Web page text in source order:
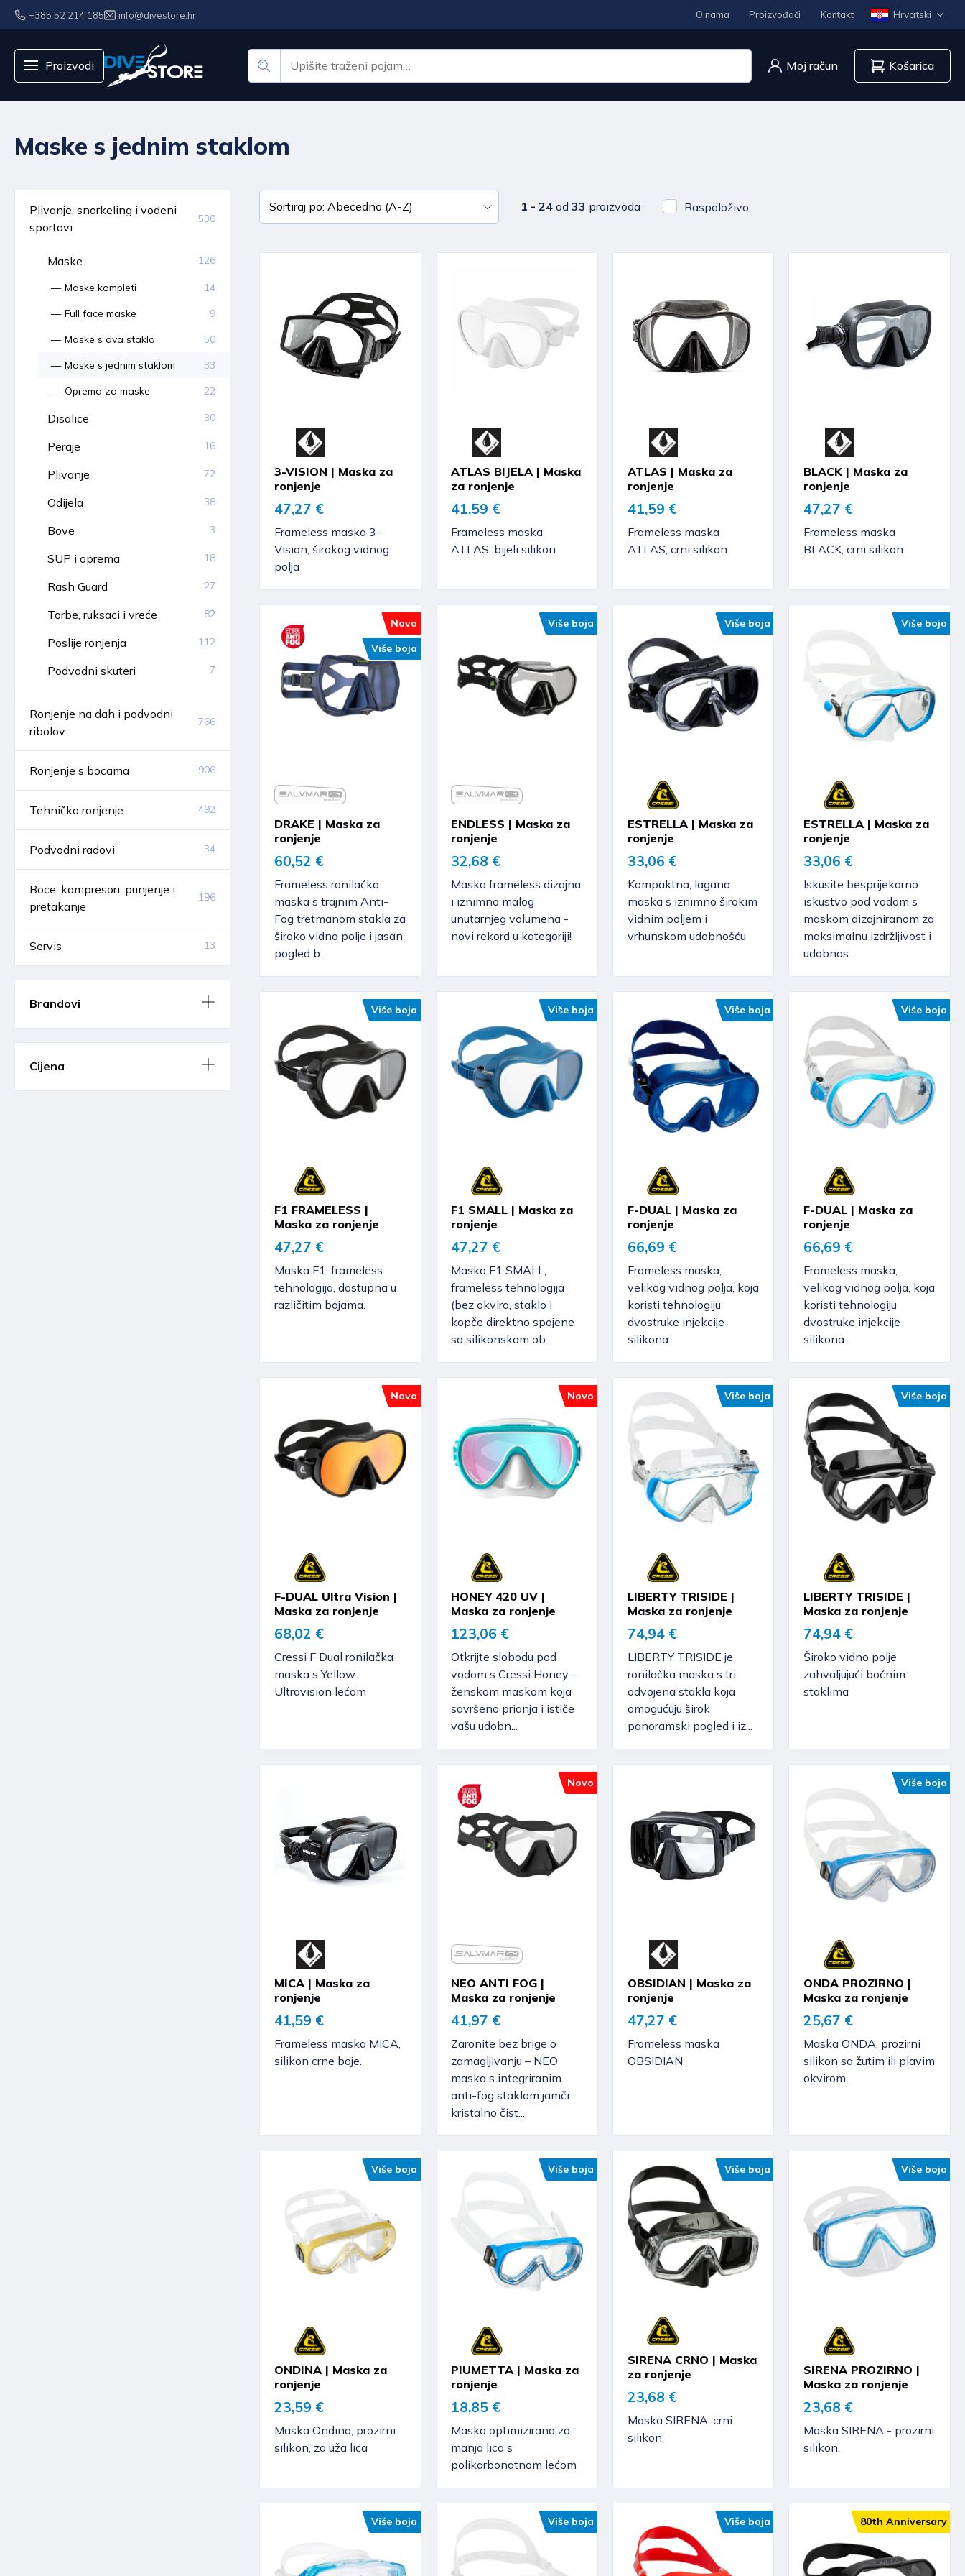
+385 52 214 185 info@divestore.hr O nama Proizvođači Kontakt Hrvatski
Proizvodi Moj račun Košarica
Maske s jednim staklom
Plivanje, snorkeling i vodeni
sportovi
530
Maske 126
Maske kompleti
14
Full face maske
9
Maske s dva stakla
50
Maske s jednim staklom
33
Oprema za maske
22
Disalice 30
Peraje 16
Plivanje 72
Odijela 38
Bove 3
SUP i oprema 18
Rash Guard 27
Torbe, ruksaci i vreće 82
Poslije ronjenja 112
Podvodni skuteri 7
Ronjenje na dah i podvodni
ribolov
766
Ronjenje s bocama 906
Tehničko ronjenje 492
Podvodni radovi 34
Boce, kompresori, punjenje i
pretakanje
196
Servis 13
Brandovi
Cijena
1 - 24 od33 proizvoda Raspoloživo
3-VISION | Maska za
ronjenje
47,27 €
Frameless maska 3-
Vision, širokog vidnog
polja
ATLAS BIJELA | Maska
za ronjenje
41,59 €
Frameless maska
ATLAS, bijeli silikon.
ATLAS | Maska za
ronjenje
41,59 €
Frameless maska
ATLAS, crni silikon.
BLACK | Maska za
ronjenje
47,27 €
Frameless maska
BLACK, crni silikon
Novo
Više boja
DRAKE | Maska za
ronjenje
60,52 €
Frameless ronilačka
maska s trajnim Anti-
Fog tretmanom stakla za
široko vidno polje i jasan
pogled b...
Više boja
ENDLESS | Maska za
ronjenje
32,68 €
Maska frameless dizajna
i iznimno malog
unutarnjeg volumena -
novi rekord u kategoriji!
Više boja
ESTRELLA | Maska za
ronjenje
33,06 €
Kompaktna, lagana
maska s iznimno širokim
vidnim poljem i
vrhunskom udobnošću
Više boja
ESTRELLA | Maska za
ronjenje
33,06 €
Iskusite besprijekorno
iskustvo pod vodom s
maskom dizajniranom za
maksimalnu izdržljivost i
udobnos...
Više boja
F1 FRAMELESS |
Maska za ronjenje
47,27 €
Maska F1, frameless
tehnologija, dostupna u
različitim bojama.
Više boja
F1 SMALL | Maska za
ronjenje
47,27 €
Maska F1 SMALL,
frameless tehnologija
(bez okvira, staklo i
kopče direktno spojene
sa silikonskom ob...
Više boja
F-DUAL | Maska za
ronjenje
66,69 €
Frameless maska,
velikog vidnog polja, koja
koristi tehnologiju
dvostruke injekcije
silikona.
Više boja
F-DUAL | Maska za
ronjenje
66,69 €
Frameless maska,
velikog vidnog polja, koja
koristi tehnologiju
dvostruke injekcije
silikona.
Novo
F-DUAL Ultra Vision |
Maska za ronjenje
68,02 €
Cressi F Dual ronilačka
maska s Yellow
Ultravision lećom
Novo
HONEY 420 UV |
Maska za ronjenje
123,06 €
Otkrijte slobodu pod
vodom s Cressi Honey –
ženskom maskom koja
savršeno prianja i ističe
vašu udobn...
Više boja
LIBERTY TRISIDE |
Maska za ronjenje
74,94 €
LIBERTY TRISIDE je
ronilačka maska s tri
odvojena stakla koja
omogućuju širok
panoramski pogled i iz...
Više boja
LIBERTY TRISIDE |
Maska za ronjenje
74,94 €
Široko vidno polje
zahvaljujući bočnim
staklima
MICA | Maska za
ronjenje
41,59 €
Frameless maska MICA,
silikon crne boje.
Novo
NEO ANTI FOG |
Maska za ronjenje
41,97 €
Zaronite bez brige o
zamagljivanju – NEO
maska s integriranim
anti-fog staklom jamči
kristalno čist...
OBSIDIAN | Maska za
ronjenje
47,27 €
Frameless maska
OBSIDIAN
Više boja
ONDA PROZIRNO |
Maska za ronjenje
25,67 €
Maska ONDA, prozirni
silikon sa žutim ili plavim
okvirom.
Više boja
ONDINA | Maska za
ronjenje
23,59 €
Maska Ondina, prozirni
silikon, za uža lica
Više boja
PIUMETTA | Maska za
ronjenje
18,85 €
Maska optimizirana za
manja lica s
polikarbonatnom lećom
Više boja
SIRENA CRNO | Maska
za ronjenje
23,68 €
Maska SIRENA, crni
silikon.
Više boja
SIRENA PROZIRNO |
Maska za ronjenje
23,68 €
Maska SIRENA - prozirni
silikon.
Više boja Više boja Više boja 80th Anniversary